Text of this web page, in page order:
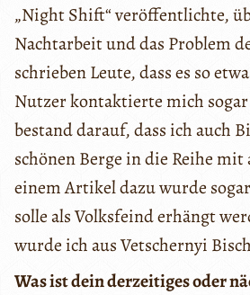
„Night Shift“ veröffentlichte,
Nachtarbeit und das Problem
schrieben Leute, dass es so
Nutzer kontaktierte mich sogar
bestand darauf, dass ich auch
schönen Berge in die Reihe
einem Artikel dazu wurde
solle als Volksfeind erhängt
wurde ich aus Vetschernyi
Was ist dein derzeitiges oder